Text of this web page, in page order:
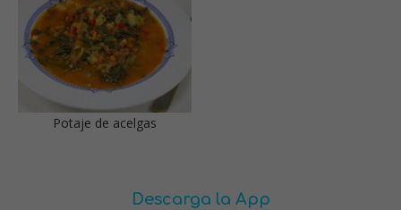
Potaje de acelgas
Descarga la App